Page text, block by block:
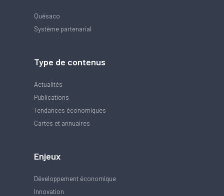
Quésaco
Système partenarial
Type de contenus
Actualités
Publications
Tendances économiques
Cartes et annuaires
Enjeux
Développement économique
Innovation